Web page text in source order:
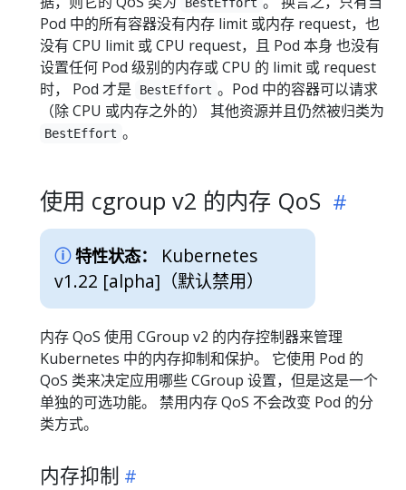
Pod 中的所有容器没有内存 limit 或内存 request，也
没有 CPU limit 或 CPU request，且 Pod 本身 也没有
设置任何 Pod 级别的内存或 CPU 的 limit 或 request
时， Pod 才是
BestEffort 。Pod 中的容器可以请求
（除 CPU 或内存之外的） 其他资源并且仍然被归类为
BestEffort 。
使用 cgroup v2 的内存 QoS
特性状态：
Kubernetes
v1.22 [alpha] （默认禁用）
内存 QoS 使用 CGroup v2 的内存控制器来管理
Kubernetes 中的内存抑制和保护。 它使用 Pod 的
QoS 类来决定应用哪些 CGroup 设置，但是这是一个
单独的可选功能。 禁用内存 QoS 不会改变 Pod 的分
类方式。
内存抑制